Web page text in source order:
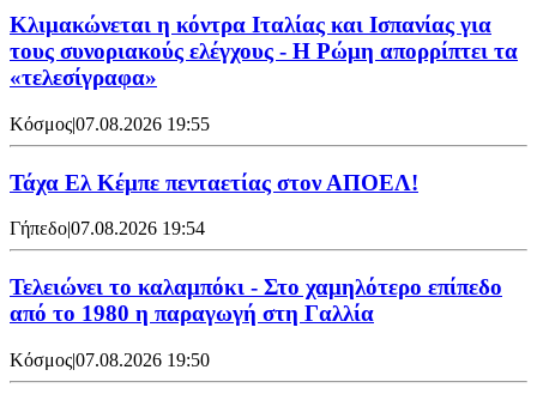
Κλιμακώνεται η κόντρα Ιταλίας και Ισπανίας για
τους συνοριακούς ελέγχους - Η Ρώμη απορρίπτει τα
«τελεσίγραφα»
Κόσμος|07.08.2026 19:55
Τάχα Ελ Κέμπε πενταετίας στον ΑΠΟΕΛ!
Γήπεδο|07.08.2026 19:54
Τελειώνει το καλαμπόκι - Στο χαμηλότερο επίπεδο
από το 1980 η παραγωγή στη Γαλλία
Κόσμος|07.08.2026 19:50